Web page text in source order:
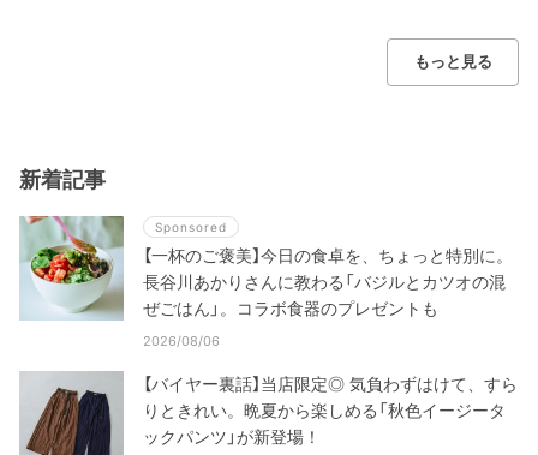
もっと見る
新着記事
Sponsored
【一杯のご褒美】今日の食卓を、ちょっと特別に。
長谷川あかりさんに教わる「バジルとカツオの混
ぜごはん」。コラボ食器のプレゼントも
2026/08/06
【バイヤー裏話】当店限定◎ 気負わずはけて、すら
りときれい。晩夏から楽しめる「秋色イージータ
ックパンツ」が新登場！